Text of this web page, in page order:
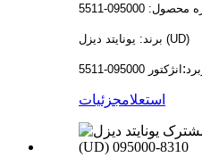
095000-5511
برند: یونایتد دیزل (UD)
:انژکتور 095000-5511
استعلامجزئیات